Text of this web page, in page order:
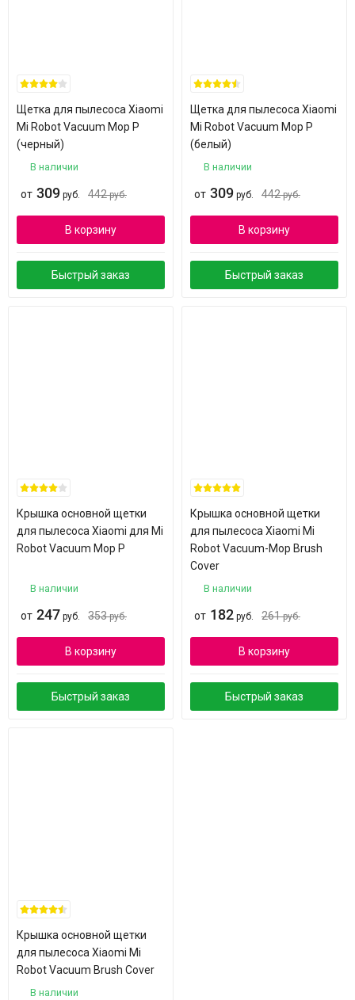
Щетка для пылесоса Xiaomi
Mi Robot Vacuum Mop P
(черный)
В наличии
от 309 руб. 442 руб.
В корзину
Быстрый заказ
Щетка для пылесоса Xiaomi
Mi Robot Vacuum Mop P
(белый)
В наличии
от 309 руб. 442 руб.
В корзину
Быстрый заказ
Крышка основной щетки
для пылесоса Xiaomi для Mi
Robot Vacuum Mop P
В наличии
от 247 руб. 353 руб.
В корзину
Быстрый заказ
Крышка основной щетки
для пылесоса Xiaomi Mi
Robot Vacuum-Mop Brush
Cover
В наличии
от 182 руб. 261 руб.
В корзину
Быстрый заказ
Крышка основной щетки
для пылесоса Xiaomi Mi
Robot Vacuum Brush Cover
В наличии